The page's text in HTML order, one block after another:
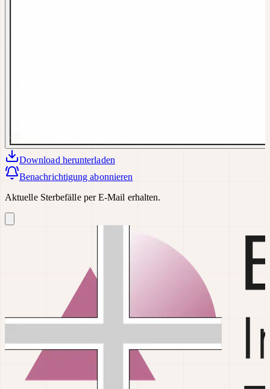
Download herunterladen
Benachrichtigung abonnieren
Aktuelle Sterbefälle per E-Mail erhalten.